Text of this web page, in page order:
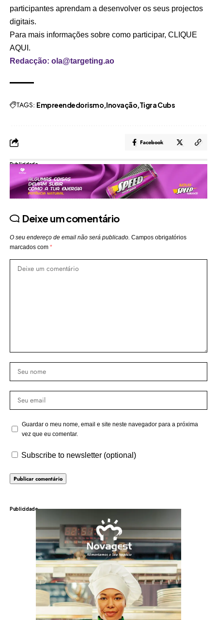
Publicidade
participantes aprendam a desenvolver os seus projectos
digitais.
Para mais informações sobre como participar, CLIQUE
AQUI.
Redacção: ola@targeting.ao
TAGS: Empreendedorismo Inovação Tigra Cubs
Facebook
Publicidade
Deixe um comentário
O seu endereço de email não será publicado. Campos obrigatórios
marcados com *
Guardar o meu nome, email e site neste navegador para a próxima
vez que eu comentar.
Subscribe to newsletter (optional)